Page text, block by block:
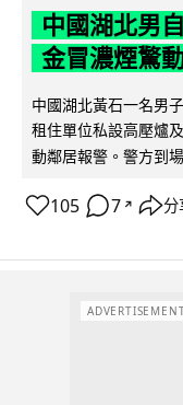
中國湖北男
金冒濃煙驚
中國湖北黃石一名男
租住單位私設高壓爐
動鄰居報警。警方到
105 7 ↗ 分